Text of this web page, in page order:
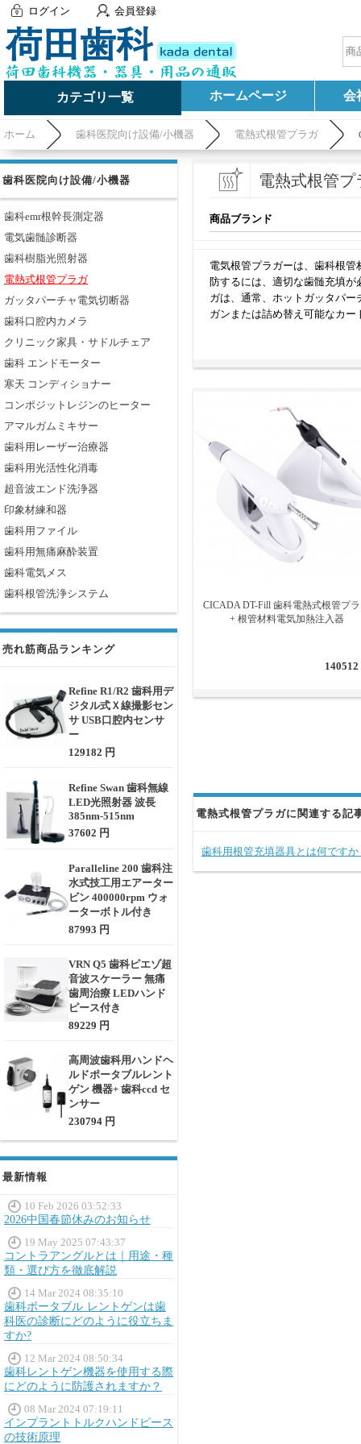
ログイン 会員登録
カテゴリ一覧 ホームページ 会
ホーム 歯科医院向け設備/小機器 電熱式根管プラガ
歯科医院向け設備/小機器
歯科emr根幹長測定器
電気歯髄診断器
歯科樹脂光照射器
電熱式根管プラガ
ガッタパーチャ電気切断器
歯科口腔内カメラ
クリニック家具・サドルチェア
歯科 エンドモーター
寒天 コンディショナー
コンポジットレジンのヒーター
アマルガムミキサー
歯科用レーザー治療器
歯科用光活性化消毒
超音波エンド洗浄器
印象材練和器
歯科用ファイル
歯科用無痛麻酔装置
歯科電気メス
歯科根管洗浄システム
売れ筋商品ランキング
Refine R1/R2 歯科用デ
ジタル式Ｘ線撮影セン
サ USB口腔内センサ
ー
129182 円
Refine Swan 歯科無線
LED光照射器 波長
385nm-515nm
37602 円
Paralleline 200 歯科注
水式技工用エアーター
ビン 400000rpm ウォ
ーターボトル付き
87993 円
VRN Q5 歯科ピエゾ超
音波スケーラー 無痛
歯周治療 LEDハンド
ピース付き
89229 円
高周波歯科用ハンドヘ
ルドポータブルレント
ゲン 機器+ 歯科ccd セ
ンサー
230794 円
最新情報
10 Feb 2026 03:52:33
2026中国春節休みのお知らせ
19 May 2025 07:43:37
コントラアングルとは｜用途・種
類・選び方を徹底解説
14 Mar 2024 08:35:10
歯科ポータブル レントゲンは歯
科医の診断にどのように役立ちま
すか?
12 Mar 2024 08:50:34
歯科レントゲン機器を使用する際
にどのように防護されますか？
08 Mar 2024 07:19:11
インプラントトルクハンドピース
の技術原理
電熱式根管プ
商品ブランド
電気根管プラガーは、歯科根
防するには、適切な歯髄充填
ガは、通常、ホットガッタパ
ガンまたは詰め替え可能なカ
CICADA DT-Fill 歯科電熱式根管プ
+ 根管材料電気加熱注入器
140512
電熱式根管プラガに関連する記
歯科用根管充填器具とは何ですか